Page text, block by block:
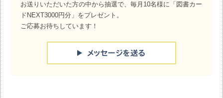
お送りいただいた方の中から抽選で、毎月10名様に「図書カー
ドNEXT3000円分」をプレゼント。
ご応募お待ちしています！